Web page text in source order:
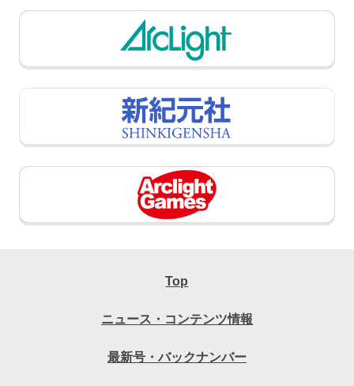
Top
ニュース・コンテンツ情報
最新号・バックナンバー